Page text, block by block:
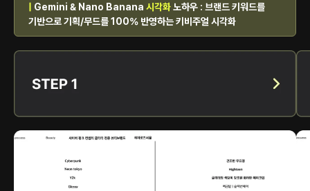
Gemini & Nano Banana 시각화노하우 : 브랜드 키워드를
기반으로 기획/무드를 100% 반영하는 키비주얼 시각화